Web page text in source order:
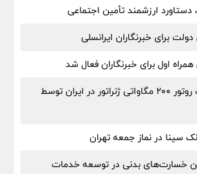
ارزشمند تأمین اجتماعی
تولید نخستین شفت روتور ۲۰۰ مگاواتی ژنراتور در ایران توسط
سینا در نماز جمعه تهران
خسارت‌های بدنی در توسعه خدمات